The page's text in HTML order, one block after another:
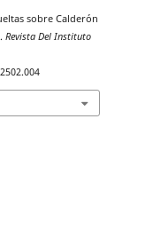
sobre Calderón
Revista Del Instituto